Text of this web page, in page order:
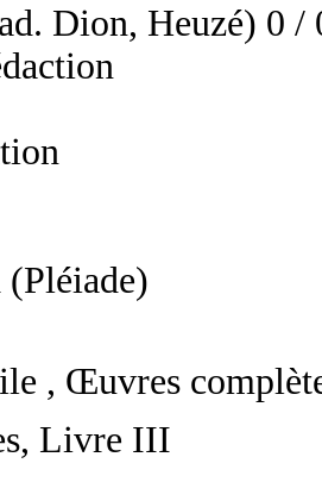
Dion, Heuzé) 0 /
, Œuvres
Livre III